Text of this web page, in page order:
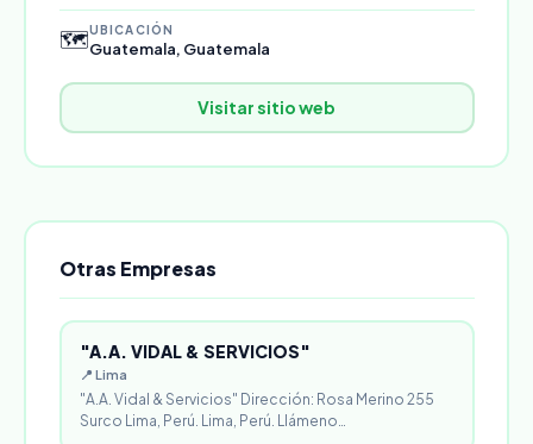
🗺️UBICACIÓN
Guatemala, Guatemala
Visitar sitio web
Otras Empresas
"A.A. VIDAL & SERVICIOS"
📍 Lima
"A.A. Vidal & Servicios" Dirección: Rosa Merino 255
Surco Lima, Perú. Lima, Perú. Llámeno…